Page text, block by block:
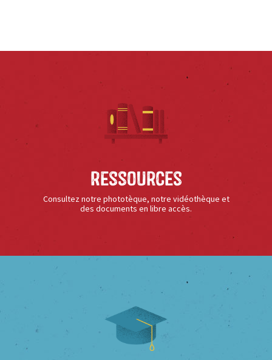
Ressources
Consultez notre phototèque, notre vidéothèque et
des documents en libre accès.